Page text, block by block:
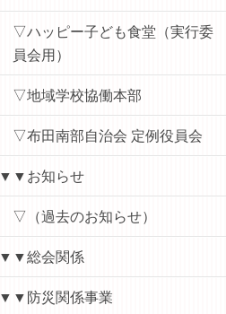
▽ハッピー子ども食堂（実行委
員会用）
▽地域学校協働本部
▽布田南部自治会 定例役員会
▼▼お知らせ
▽（過去のお知らせ）
▼▼総会関係
▼▼防災関係事業